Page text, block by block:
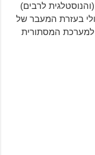
לרבים)
בעזרת המעבר של
המסתורית